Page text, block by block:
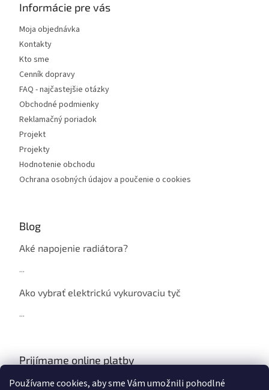
Používame cookies, aby sme Vám umožnili pohodlné
Informácie pre vás
Moja objednávka
Kontakty
Kto sme
Cenník dopravy
FAQ - najčastejšie otázky
Obchodné podmienky
Reklamačný poriadok
Projekt
Projekty
Hodnotenie obchodu
Ochrana osobných údajov a poučenie o cookies
Blog
Aké napojenie radiátora?
...
Ako vybrať elektrickú vykurovaciu tyč
...
Prijímame online platby